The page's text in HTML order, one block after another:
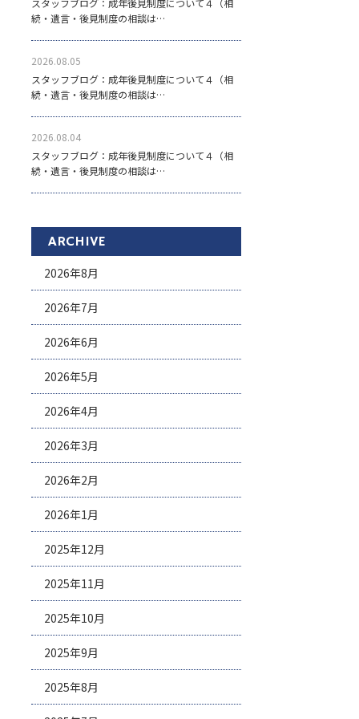
スタッフブログ：成年後見制度について４（相
続・遺言・後見制度の相談は…
2026.08.05
スタッフブログ：成年後見制度について４（相
続・遺言・後見制度の相談は…
2026.08.04
スタッフブログ：成年後見制度について４（相
続・遺言・後見制度の相談は…
ARCHIVE
2026年8月
2026年7月
2026年6月
2026年5月
2026年4月
2026年3月
2026年2月
2026年1月
2025年12月
2025年11月
2025年10月
2025年9月
2025年8月